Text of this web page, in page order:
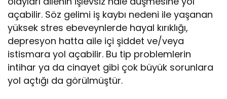
açabilir. Söz gelimi iş kaybı nedeni ile yaşanan
yüksek stres ebeveynlerde hayal kırıklığı,
depresyon hatta aile içi şiddet ve/veya
istismara yol açabilir. Bu tip problemlerin
intihar ya da cinayet gibi çok büyük sorunlara
yol açtığı da görülmüştür.